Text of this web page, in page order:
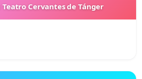
Teatro Cervantes de Tánger